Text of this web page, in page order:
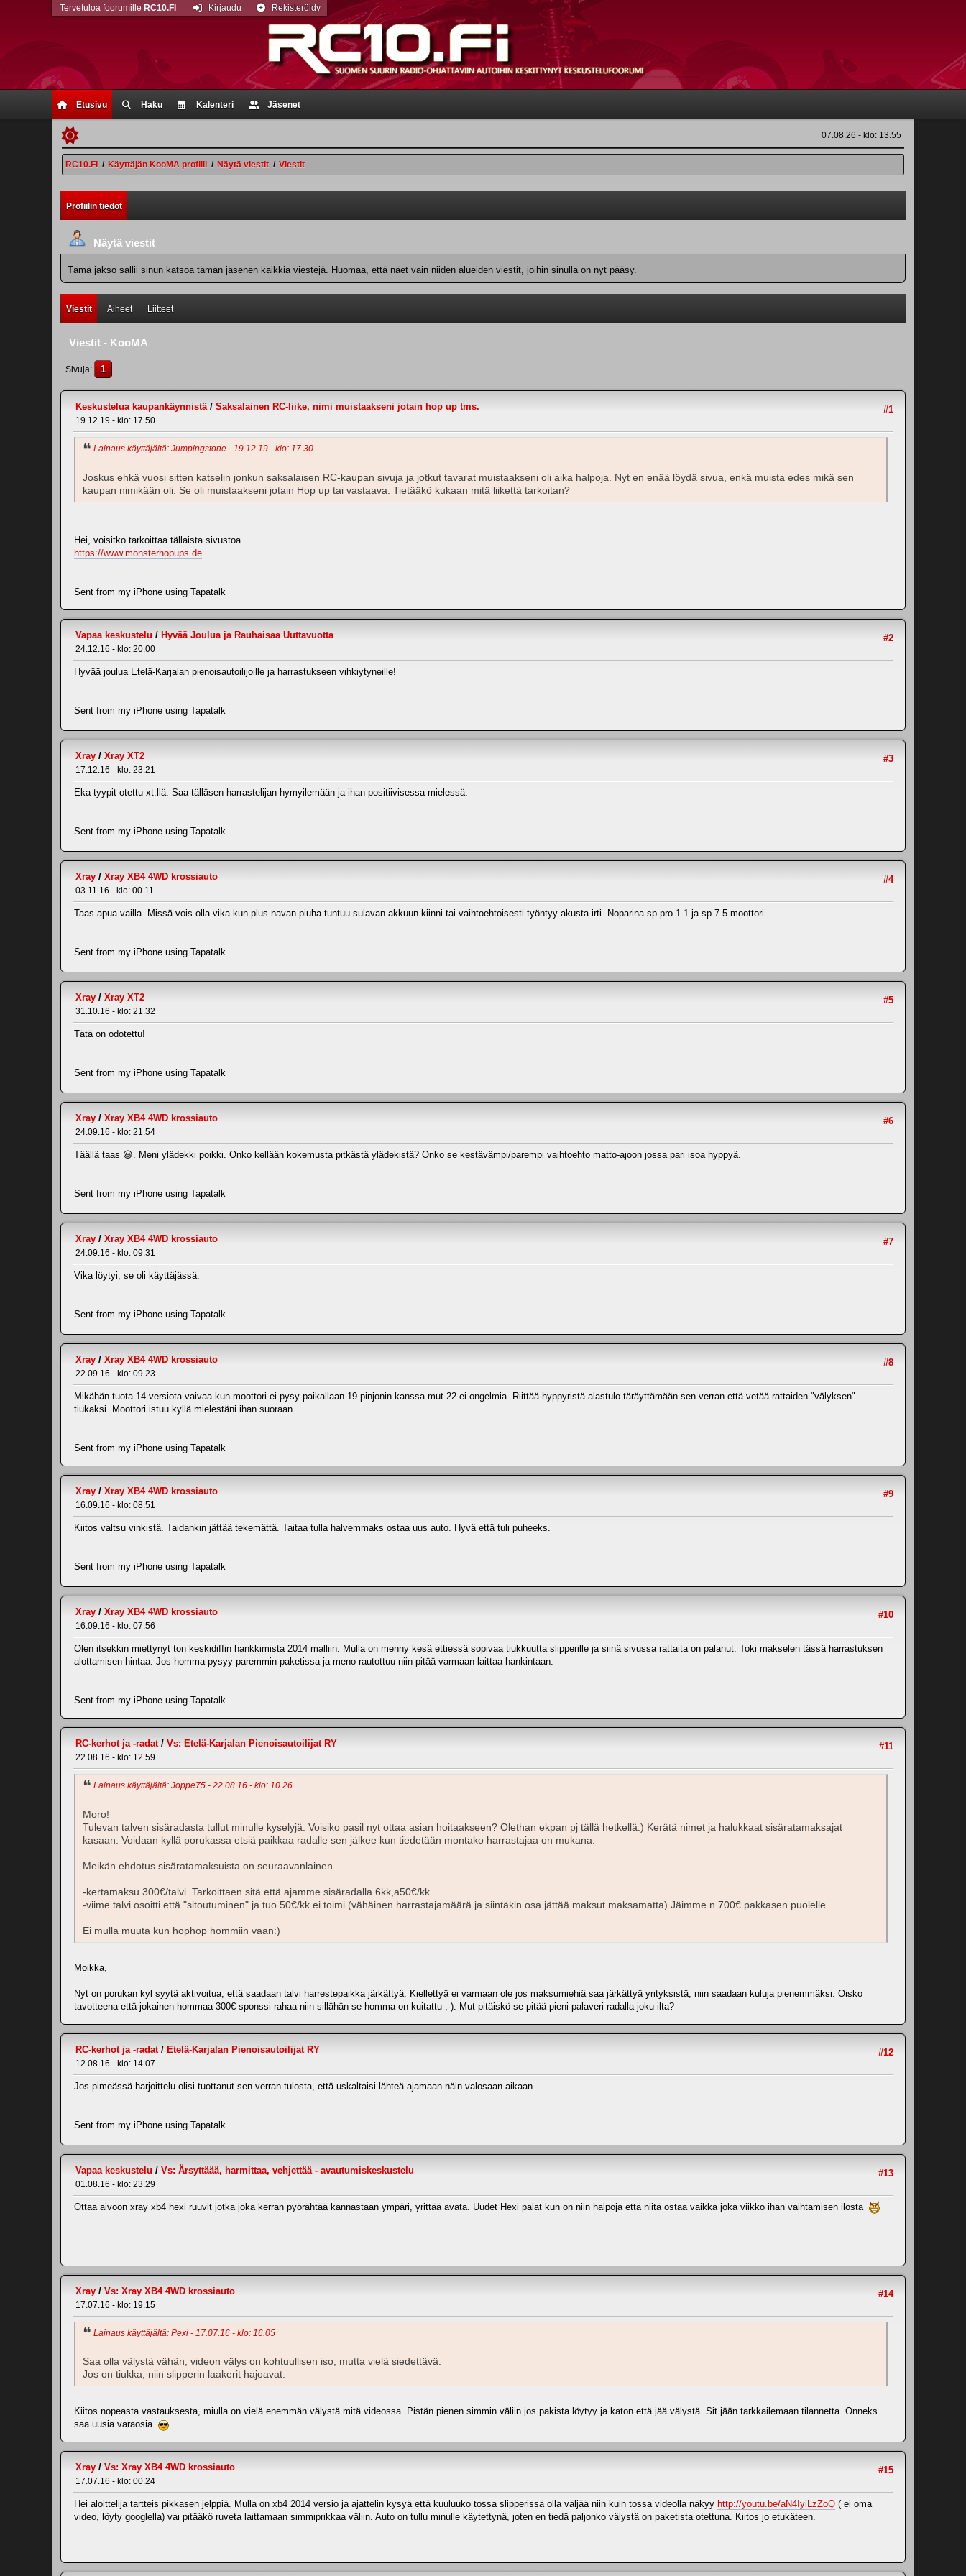
Etusivu Haku Kalenteri Jäsenet
Tervetuloa foorumille RC10.FI Kirjaudu Rekisteröidy
07.08.26 - klo: 13.55
RC10.FI / Käyttäjän KooMA profiili / Näytä viestit / Viestit
Profiilin tiedot
Näytä viestit
Tämä jakso sallii sinun katsoa tämän jäsenen kaikkia viestejä. Huomaa, että näet vain niiden alueiden viestit, joihin sinulla on nyt pääsy.
Viestit Aiheet Liitteet
Viestit - KooMA
Sivuja 1
#1
Keskustelua kaupankäynnistä/ Saksalainen RC-liike, nimi muistaakseni jotain hop up tms.
19.12.19 - klo: 17.50
Lainaus käyttäjältä: Jumpingstone - 19.12.19 - klo: 17.30
Joskus ehkä vuosi sitten katselin jonkun saksalaisen RC-kaupan sivuja ja jotkut tavarat muistaakseni oli aika halpoja. Nyt en enää löydä sivua, enkä muista edes mikä sen
kaupan nimikään oli. Se oli muistaakseni jotain Hop up tai vastaava. Tietääkö kukaan mitä liikettä tarkoitan?
Hei, voisitko tarkoittaa tällaista sivustoa
https://www.monsterhopups.de
Sent from my iPhone using Tapatalk
#2
Vapaa keskustelu / Hyvää Joulua ja Rauhaisaa Uuttavuotta
24.12.16 - klo: 20.00
Hyvää joulua Etelä-Karjalan pienoisautoilijoille ja harrastukseen vihkiytyneille!
Sent from my iPhone using Tapatalk
#3
Xray / Xray XT2
17.12.16 - klo: 23.21
Eka tyypit otettu xt:llä. Saa tälläsen harrastelijan hymyilemään ja ihan positiivisessa mielessä.
Sent from my iPhone using Tapatalk
#4
Xray / Xray XB4 4WD krossiauto
03.11.16 - klo: 00.11
Taas apua vailla. Missä vois olla vika kun plus navan piuha tuntuu sulavan akkuun kiinni tai vaihtoehtoisesti työntyy akusta irti. Noparina sp pro 1.1 ja sp 7.5 moottori.
Sent from my iPhone using Tapatalk
#5
Xray / Xray XT2
31.10.16 - klo: 21.32
Tätä on odotettu!
Sent from my iPhone using Tapatalk
#6
Xray / Xray XB4 4WD krossiauto
24.09.16 - klo: 21.54
Täällä taas 😃. Meni ylädekki poikki. Onko kellään kokemusta pitkästä ylädekistä? Onko se kestävämpi/parempi vaihtoehto matto-ajoon jossa pari isoa hyppyä.
Sent from my iPhone using Tapatalk
#7
Xray / Xray XB4 4WD krossiauto
24.09.16 - klo: 09.31
Vika löytyi, se oli käyttäjässä.
Sent from my iPhone using Tapatalk
#8
Xray / Xray XB4 4WD krossiauto
22.09.16 - klo: 09.23
Mikähän tuota 14 versiota vaivaa kun moottori ei pysy paikallaan 19 pinjonin kanssa mut 22 ei ongelmia. Riittää hyppyristä alastulo täräyttämään sen verran että vetää rattaiden "välyksen"
tiukaksi. Moottori istuu kyllä mielestäni ihan suoraan.
Sent from my iPhone using Tapatalk
#9
Xray / Xray XB4 4WD krossiauto
16.09.16 - klo: 08.51
Kiitos valtsu vinkistä. Taidankin jättää tekemättä. Taitaa tulla halvemmaks ostaa uus auto. Hyvä että tuli puheeks.
Sent from my iPhone using Tapatalk
#10
Xray / Xray XB4 4WD krossiauto
16.09.16 - klo: 07.56
Olen itsekkin miettynyt ton keskidiffin hankkimista 2014 malliin. Mulla on menny kesä ettiessä sopivaa tiukkuutta slipperille ja siinä sivussa rattaita on palanut. Toki makselen tässä harrastuksen
alottamisen hintaa. Jos homma pysyy paremmin paketissa ja meno rautottuu niin pitää varmaan laittaa hankintaan.
Sent from my iPhone using Tapatalk
#11
RC-kerhot ja -radat/ Vs: Etelä-Karjalan Pienoisautoilijat RY
22.08.16 - klo: 12.59
Lainaus käyttäjältä: Joppe75 - 22.08.16 - klo: 10.26
Moro!
Tulevan talven sisäradasta tullut minulle kyselyjä. Voisiko pasil nyt ottaa asian hoitaakseen? Olethan ekpan pj tällä hetkellä:) Kerätä nimet ja halukkaat sisäratamaksajat
kasaan. Voidaan kyllä porukassa etsiä paikkaa radalle sen jälkee kun tiedetään montako harrastajaa on mukana.
Meikän ehdotus sisäratamaksuista on seuraavanlainen..
-kertamaksu 300€/talvi. Tarkoittaen sitä että ajamme sisäradalla 6kk,a50€/kk.
-viime talvi osoitti että "sitoutuminen" ja tuo 50€/kk ei toimi.(vähäinen harrastajamäärä ja siintäkin osa jättää maksut maksamatta) Jäimme n.700€ pakkasen puolelle.
Ei mulla muuta kun hophop hommiin vaan:)
Moikka,
Nyt on porukan kyl syytä aktivoitua, että saadaan talvi harrestepaikka järkättyä. Kiellettyä ei varmaan ole jos maksumiehiä saa järkättyä yrityksistä, niin saadaan kuluja pienemmäksi. Oisko
tavotteena että jokainen hommaa 300€ sponssi rahaa niin sillähän se homma on kuitattu ;-). Mut pitäiskö se pitää pieni palaveri radalla joku ilta?
#12
RC-kerhot ja -radat/ Etelä-Karjalan Pienoisautoilijat RY
12.08.16 - klo: 14.07
Jos pimeässä harjoittelu olisi tuottanut sen verran tulosta, että uskaltaisi lähteä ajamaan näin valosaan aikaan.
Sent from my iPhone using Tapatalk
#13
Vapaa keskustelu / Vs: Ärsyttäää, harmittaa, vehjettää - avautumiskeskustelu
01.08.16 - klo: 23.29
Ottaa aivoon xray xb4 hexi ruuvit jotka joka kerran pyörähtää kannastaan ympäri, yrittää avata. Uudet Hexi palat kun on niin halpoja että niitä ostaa vaikka joka viikko ihan vaihtamisen ilosta
#14
Xray / Vs: Xray XB4 4WD krossiauto
17.07.16 - klo: 19.15
Lainaus käyttäjältä: Pexi - 17.07.16 - klo: 16.05
Saa olla välystä vähän, videon välys on kohtuullisen iso, mutta vielä siedettävä.
Jos on tiukka, niin slipperin laakerit hajoavat.
Kiitos nopeasta vastauksesta, miulla on vielä enemmän välystä mitä videossa. Pistän pienen simmin väliin jos pakista löytyy ja katon että jää välystä. Sit jään tarkkailemaan tilannetta. Onneks
saa uusia varaosia
#15
Xray / Vs: Xray XB4 4WD krossiauto
17.07.16 - klo: 00.24
Hei aloittelija tartteis pikkasen jelppiä. Mulla on xb4 2014 versio ja ajattelin kysyä että kuuluuko tossa slipperissä olla väljää niin kuin tossa videolla näkyy http://youtu.be/aN4IyiLzZoQ ( ei oma
video, löyty googlella) vai pitääkö ruveta laittamaan simmiprikkaa väliin. Auto on tullu minulle käytettynä, joten en tiedä paljonko välystä on paketista otettuna. Kiitos jo etukäteen.